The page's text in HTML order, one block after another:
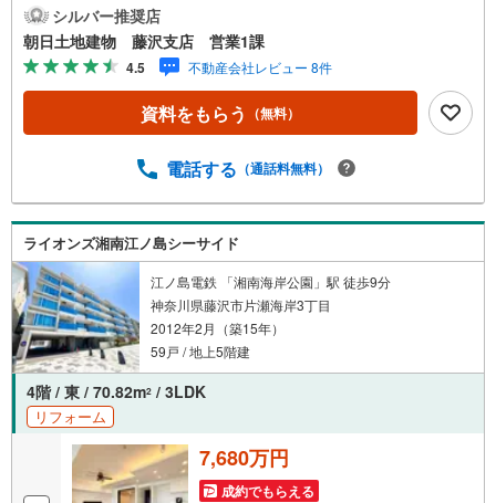
シルバー推奨店
朝日土地建物 藤沢支店 営業1課
4.5 不動産会社レビュー 8件
資料をもらう （無料）
電話する （通話料無料）
ライオンズ湘南江ノ島シーサイド
江ノ島電鉄 「湘南海岸公園」駅 徒歩9分
神奈川県藤沢市片瀬海岸3丁目
2012年2月（築15年）
59戸 / 地上5階建
4階 / 東 / 70.82m2 / 3LDK
リフォーム
7,680万円
成約でもらえる